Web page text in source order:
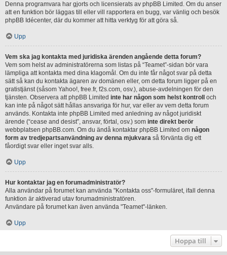
Denna programvara har gjorts och licensierats av phpBB Limited. Om du anser
att en funktion bör läggas till eller vill rapportera en bugg, var vänlig och besök
phpBB Idécenter, där du kommer att hitta verktyg för att göra så.
Upp
Vem ska jag kontakta med juridiska ärenden angående detta forum?
Vem som helst av administratörerna som listas på “Teamet”-sidan bör vara
lämpliga att kontakta med dina klagomål. Om du inte får något svar på detta
sätt så kan du kontakta ägaren av domänen eller, om detta forum ligger på en
gratistjänst (såsom Yahoo!, free.fr, f2s.com, osv.), abuse-avdelningen för den
tjänsten. Observera att phpBB Limited inte har någon som helst kontroll
och
kan inte på något sätt hållas ansvariga för hur, var eller av vem detta forum
används. Kontakta inte phpBB Limited med anledning av något juridiskt
ärende (“cease and desist”, ansvar, förtal, osv.) som inte direkt berör
webbplatsen phpBB.com. Om du ändå kontaktar phpBB Limited om någon
form av tredjepartsanvändning av denna mjukvara så förvänta dig ett
fåordigt svar eller inget svar alls.
Upp
Hur kontaktar jag en forumadministratör?
Alla användar på forumet kan använda "Kontakta oss"-formuläret, ifall denna
funktion är aktiverad utav forumadministratören.
Användare på forumet kan även använda "Teamet"-länken.
Upp
Hoppa till